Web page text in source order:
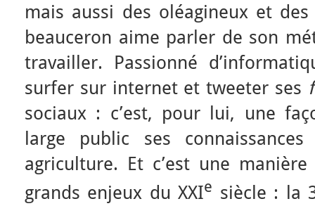
mais aussi des oléagineux et des
beauceron aime parler de son
travailler. Passionné
surfer sur internet et tweeter ses
sociaux : c’est, pour lui, une
large public ses
agriculture. Et c’est une
grands enjeux du XXIe siècle : la